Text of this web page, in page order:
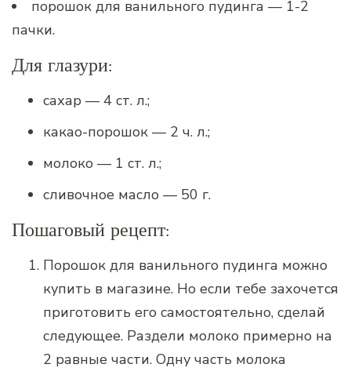
порошок для ванильного пудинга — 1-2
пачки.
Для глазури:
сахар — 4 ст. л.;
какао-порошок — 2 ч. л.;
молоко — 1 ст. л.;
сливочное масло — 50 г.
Пошаговый рецепт:
Порошок для ванильного пудинга можно
купить в магазине. Но если тебе захочется
приготовить его самостоятельно, сделай
следующее. Раздели молоко примерно на
2 равные части. Одну часть молока